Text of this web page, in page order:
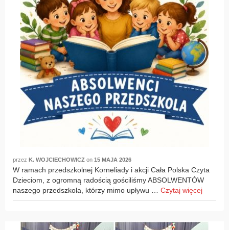
przez K. WOJCIECHOWICZ on 15 MAJA 2026
W ramach przedszkolnej Korneliady i akcji Cała Polska Czyta
Dzieciom, z ogromną radością gościliśmy ABSOLWENTÓW
naszego przedszkola, którzy mimo upływu … Czytaj więcej